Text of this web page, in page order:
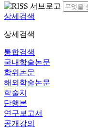
상세검색
상세검색
통합검색
국내학술논문
학위논문
해외학술논문
학술지
단행본
연구보고서
공개강의